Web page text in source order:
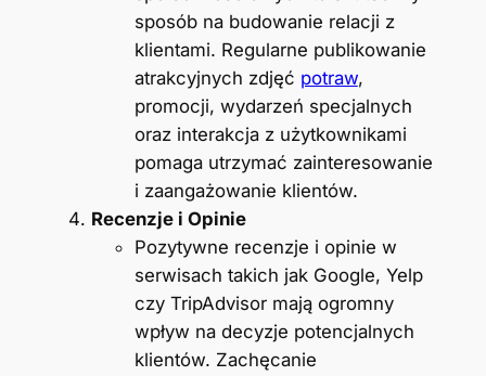
sposób na budowanie relacji z
klientami. Regularne publikowanie
atrakcyjnych zdjęć potraw,
promocji, wydarzeń specjalnych
oraz interakcja z użytkownikami
pomaga utrzymać zainteresowanie
i zaangażowanie klientów.
Recenzje i Opinie
Pozytywne recenzje i opinie w
serwisach takich jak Google, Yelp
czy TripAdvisor mają ogromny
wpływ na decyzje potencjalnych
klientów. Zachęcanie